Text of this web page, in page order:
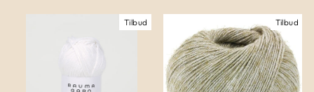
Tilbud Tilbud